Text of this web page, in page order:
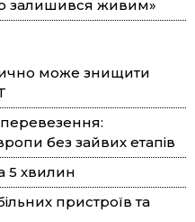
залишився живим»
може знищити
без зайвих етапів
5 хвилин
пристроїв та